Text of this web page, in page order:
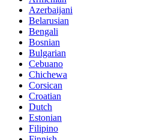
Azerbaijani
Belarusian
Bengali
Bosnian
Bulgarian
Cebuano
Chichewa
Corsican
Croatian
Dutch
Estonian
Filipino